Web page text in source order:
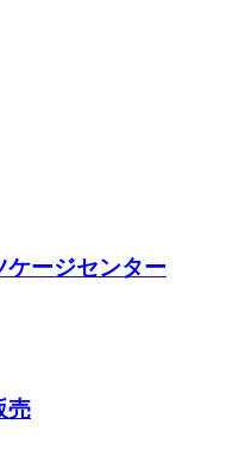
ージセンター
売